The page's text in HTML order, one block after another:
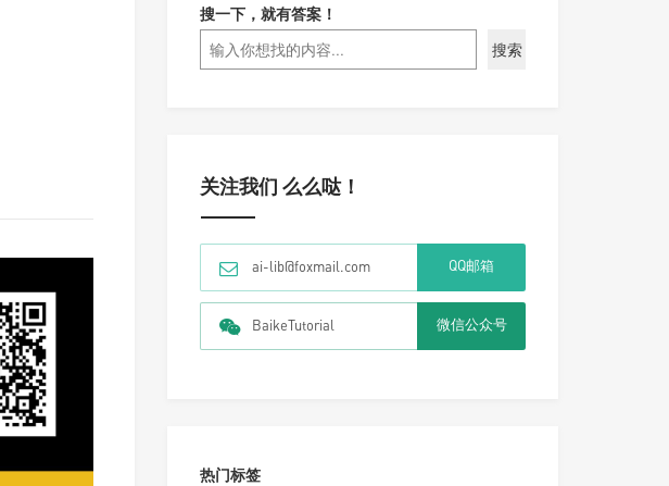
搜一下，就有答案！
搜索
关注我们 么么哒！
ai-lib@foxmail.com QQ邮箱
BaikeTutorial 微信公众号
热门标签